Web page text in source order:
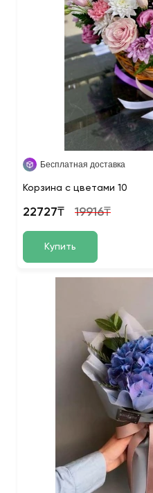
Бесплатная доставка
Корзина с цветами 10
22727₸ 19916₸
Купить